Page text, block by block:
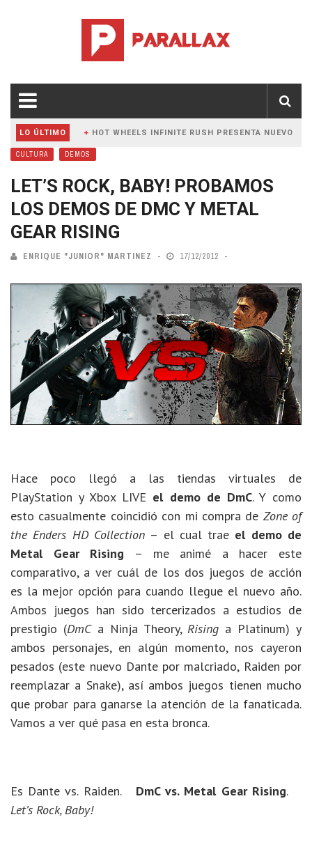
LO ÚLTIMOHOT WHEELS INFINITE RUSH PRESENTA NUEVO TRÁILER
CULTURA DEMOS
LET’S ROCK, BABY! PROBAMOS
LOS DEMOS DE DMC Y METAL
GEAR RISING
ENRIQUE "JUNIOR" MARTINEZ 17/12/2012
Hace poco llegó a las tiendas virtuales de
PlayStation y Xbox LIVE el demo de DmC. Y como
esto casualmente coincidió con mi compra de Zone of
the Enders HD Collection– el cual trae el demo de
Metal Gear Rising – me animé a hacer este
comparativo, a ver cuál de los dos juegos de acción
es la mejor opción para cuando llegue el nuevo año.
Ambos juegos han sido tercerizados a estudios de
prestigio (DmCa Ninja Theory,Rising a Platinum) y
ambos personajes, en algún momento, nos cayeron
pesados (este nuevo Dante por malcriado, Raiden por
reemplazar a Snake), así ambos juegos tienen mucho
que probar para ganarse la atención de la fanaticada.
Vamos a ver qué pasa en esta bronca.
Es Dante vs. Raiden. DmC vs. Metal Gear Rising.
Let’s Rock, Baby!